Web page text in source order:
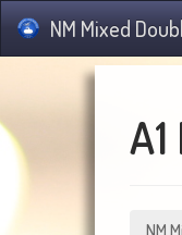
NM Mixed
NM